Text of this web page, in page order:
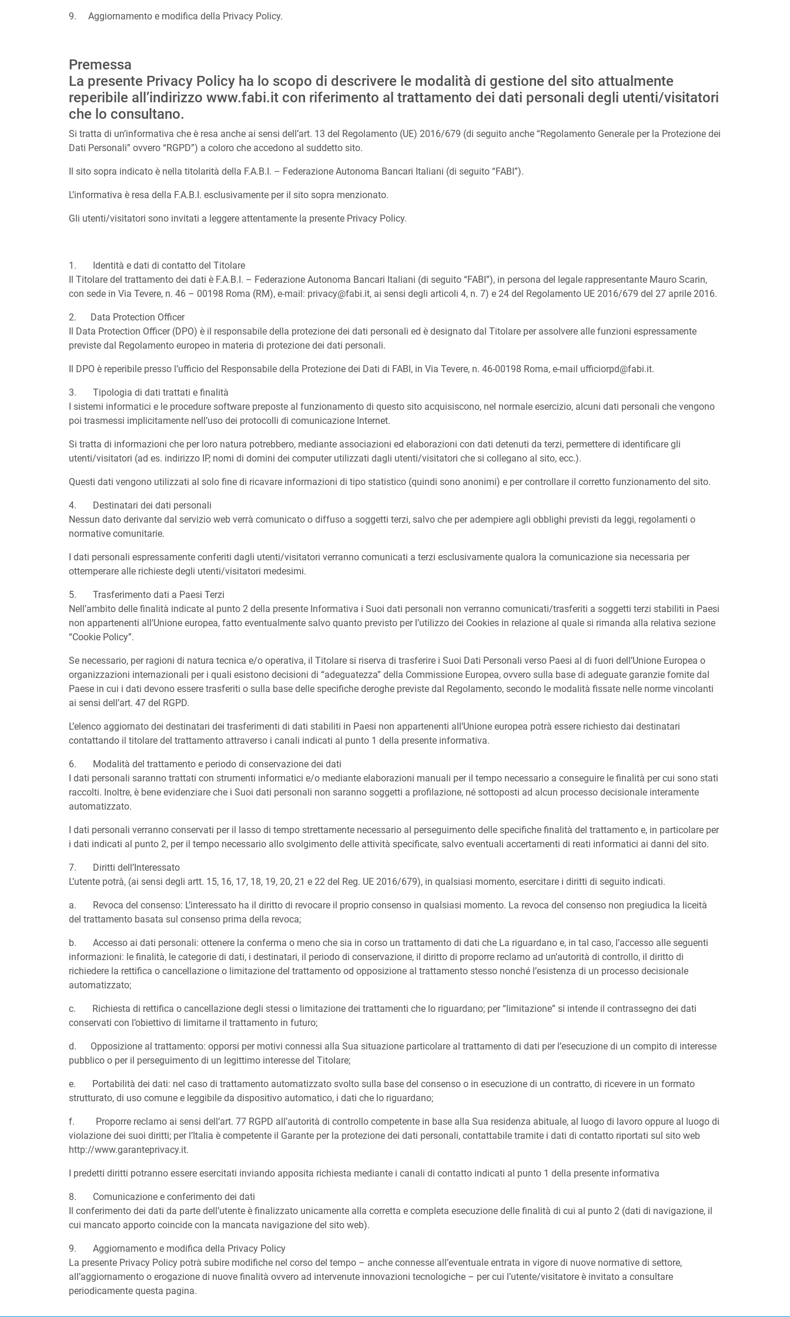
9. Aggiornamento e modifica della Privacy Policy.
Premessa
La presente Privacy Policy ha lo scopo di descrivere le modalità di gestione del sito attualmente
reperibile all’indirizzo www.fabi.it con riferimento al trattamento dei dati personali degli utenti/visitatori
che lo consultano.
Si tratta di un’informativa che è resa anche ai sensi dell’art. 13 del Regolamento (UE) 2016/679 (di seguito anche “Regolamento Generale per la Protezione dei
Dati Personali” ovvero “RGPD”) a coloro che accedono al suddetto sito.
Il sito sopra indicato è nella titolarità della F.A.B.I. – Federazione Autonoma Bancari Italiani (di seguito “FABI”).
L’informativa è resa della F.A.B.I. esclusivamente per il sito sopra menzionato.
Gli utenti/visitatori sono invitati a leggere attentamente la presente Privacy Policy.
1. Identità e dati di contatto del Titolare
Il Titolare del trattamento dei dati è F.A.B.I. – Federazione Autonoma Bancari Italiani (di seguito “FABI”), in persona del legale rappresentante Mauro Scarin,
con sede in Via Tevere, n. 46 – 00198 Roma (RM), e-mail: privacy@fabi.it, ai sensi degli articoli 4, n. 7) e 24 del Regolamento UE 2016/679 del 27 aprile 2016.
2. Data Protection Officer
Il Data Protection Officer (DPO) è il responsabile della protezione dei dati personali ed è designato dal Titolare per assolvere alle funzioni espressamente
previste dal Regolamento europeo in materia di protezione dei dati personali.
Il DPO è reperibile presso l’ufficio del Responsabile della Protezione dei Dati di FABI, in Via Tevere, n. 46-00198 Roma, e-mail ufficiorpd@fabi.it.
3. Tipologia di dati trattati e finalità
I sistemi informatici e le procedure software preposte al funzionamento di questo sito acquisiscono, nel normale esercizio, alcuni dati personali che vengono
poi trasmessi implicitamente nell’uso dei protocolli di comunicazione Internet.
Si tratta di informazioni che per loro natura potrebbero, mediante associazioni ed elaborazioni con dati detenuti da terzi, permettere di identificare gli
utenti/visitatori (ad es. indirizzo IP, nomi di domini dei computer utilizzati dagli utenti/visitatori che si collegano al sito, ecc.).
Questi dati vengono utilizzati al solo fine di ricavare informazioni di tipo statistico (quindi sono anonimi) e per controllare il corretto funzionamento del sito.
4. Destinatari dei dati personali
Nessun dato derivante dal servizio web verrà comunicato o diffuso a soggetti terzi, salvo che per adempiere agli obblighi previsti da leggi, regolamenti o
normative comunitarie.
I dati personali espressamente conferiti dagli utenti/visitatori verranno comunicati a terzi esclusivamente qualora la comunicazione sia necessaria per
ottemperare alle richieste degli utenti/visitatori medesimi.
5. Trasferimento dati a Paesi Terzi
Nell’ambito delle finalità indicate al punto 2 della presente Informativa i Suoi dati personali non verranno comunicati/trasferiti a soggetti terzi stabiliti in Paesi
non appartenenti all’Unione europea, fatto eventualmente salvo quanto previsto per l’utilizzo dei Cookies in relazione al quale si rimanda alla relativa sezione
“Cookie Policy”.
Se necessario, per ragioni di natura tecnica e/o operativa, il Titolare si riserva di trasferire i Suoi Dati Personali verso Paesi al di fuori dell’Unione Europea o
organizzazioni internazionali per i quali esistono decisioni di “adeguatezza” della Commissione Europea, ovvero sulla base di adeguate garanzie fornite dal
Paese in cui i dati devono essere trasferiti o sulla base delle specifiche deroghe previste dal Regolamento, secondo le modalità fissate nelle norme vincolanti
ai sensi dell’art. 47 del RGPD.
L’elenco aggiornato dei destinatari dei trasferimenti di dati stabiliti in Paesi non appartenenti all’Unione europea potrà essere richiesto dai destinatari
contattando il titolare del trattamento attraverso i canali indicati al punto 1 della presente informativa.
6. Modalità del trattamento e periodo di conservazione dei dati
I dati personali saranno trattati con strumenti informatici e/o mediante elaborazioni manuali per il tempo necessario a conseguire le finalità per cui sono stati
raccolti. Inoltre, è bene evidenziare che i Suoi dati personali non saranno soggetti a profilazione, né sottoposti ad alcun processo decisionale interamente
automatizzato.
I dati personali verranno conservati per il lasso di tempo strettamente necessario al perseguimento delle specifiche finalità del trattamento e, in particolare per
i dati indicati al punto 2, per il tempo necessario allo svolgimento delle attività specificate, salvo eventuali accertamenti di reati informatici ai danni del sito.
7. Diritti dell’Interessato
L’utente potrà, (ai sensi degli artt. 15, 16, 17, 18, 19, 20, 21 e 22 del Reg. UE 2016/679), in qualsiasi momento, esercitare i diritti di seguito indicati.
a. Revoca del consenso: L’interessato ha il diritto di revocare il proprio consenso in qualsiasi momento. La revoca del consenso non pregiudica la liceità
del trattamento basata sul consenso prima della revoca;
b. Accesso ai dati personali: ottenere la conferma o meno che sia in corso un trattamento di dati che La riguardano e, in tal caso, l’accesso alle seguenti
informazioni: le finalità, le categorie di dati, i destinatari, il periodo di conservazione, il diritto di proporre reclamo ad un’autorità di controllo, il diritto di
richiedere la rettifica o cancellazione o limitazione del trattamento od opposizione al trattamento stesso nonché l’esistenza di un processo decisionale
automatizzato;
c. Richiesta di rettifica o cancellazione degli stessi o limitazione dei trattamenti che lo riguardano; per “limitazione” si intende il contrassegno dei dati
conservati con l’obiettivo di limitarne il trattamento in futuro;
d. Opposizione al trattamento: opporsi per motivi connessi alla Sua situazione particolare al trattamento di dati per l’esecuzione di un compito di interesse
pubblico o per il perseguimento di un legittimo interesse del Titolare;
e. Portabilità dei dati: nel caso di trattamento automatizzato svolto sulla base del consenso o in esecuzione di un contratto, di ricevere in un formato
strutturato, di uso comune e leggibile da dispositivo automatico, i dati che lo riguardano;
f. Proporre reclamo ai sensi dell’art. 77 RGPD all’autorità di controllo competente in base alla Sua residenza abituale, al luogo di lavoro oppure al luogo di
violazione dei suoi diritti; per l’Italia è competente il Garante per la protezione dei dati personali, contattabile tramite i dati di contatto riportati sul sito web
http://www.garanteprivacy.it.
I predetti diritti potranno essere esercitati inviando apposita richiesta mediante i canali di contatto indicati al punto 1 della presente informativa
8. Comunicazione e conferimento dei dati
Il conferimento dei dati da parte dell’utente è finalizzato unicamente alla corretta e completa esecuzione delle finalità di cui al punto 2 (dati di navigazione, il
cui mancato apporto coincide con la mancata navigazione del sito web).
9. Aggiornamento e modifica della Privacy Policy
La presente Privacy Policy potrà subire modifiche nel corso del tempo – anche connesse all’eventuale entrata in vigore di nuove normative di settore,
all’aggiornamento o erogazione di nuove finalità ovvero ad intervenute innovazioni tecnologiche – per cui l’utente/visitatore è invitato a consultare
periodicamente questa pagina.